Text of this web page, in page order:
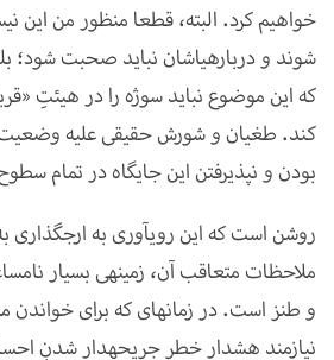
خواهیم کرد. البته، قطعا منظور من این
شوند و درباره­ی­اشان نباید صحبت شود؛
که این موضوع نباید سوژه را در هیئتِ
کند. طغیان و شورش حقیقی علیه وضعیت،
بودن و نپذیرفتن این جایگاه در تمام
روشن است که این روی­آوری به ارج­گذاری
ملاحظات متعاقب آن، زمینه­ی بسیار
و طنز است. در زمانه­ای که برای خواندن
نیازمند هشدارِ خطرِ جریحه­دار شدنِ